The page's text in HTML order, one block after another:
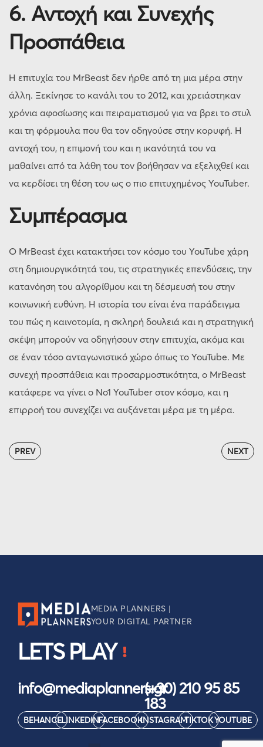
6. Αντοχή και Συνεχής
Προσπάθεια
Η επιτυχία του MrBeast δεν ήρθε από τη μια μέρα στην
άλλη. Ξεκίνησε το κανάλι του το 2012, και χρειάστηκαν
χρόνια αφοσίωσης και πειραματισμού για να βρει το στυλ
και τη φόρμουλα που θα τον οδηγούσε στην κορυφή. Η
αντοχή του, η επιμονή του και η ικανότητά του να
μαθαίνει από τα λάθη του τον βοήθησαν να εξελιχθεί και
να κερδίσει τη θέση του ως ο πιο επιτυχημένος YouTuber.
Συμπέρασμα
Ο MrBeast έχει κατακτήσει τον κόσμο του YouTube χάρη
στη δημιουργικότητά του, τις στρατηγικές επενδύσεις, την
κατανόηση του αλγορίθμου και τη δέσμευσή του στην
κοινωνική ευθύνη. Η ιστορία του είναι ένα παράδειγμα
του πώς η καινοτομία, η σκληρή δουλειά και η στρατηγική
σκέψη μπορούν να οδηγήσουν στην επιτυχία, ακόμα και
σε έναν τόσο ανταγωνιστικό χώρο όπως το YouTube. Με
συνεχή προσπάθεια και προσαρμοστικότητα, ο MrBeast
κατάφερε να γίνει ο Νο1 YouTuber στον κόσμο, και η
επιρροή του συνεχίζει να αυξάνεται μέρα με τη μέρα.
PREV NEXT
MEDIA PLANNERS |
YOUR DIGITAL PARTNER
LETS PLAY
info@mediaplanners.gr(+30) 210 95 85
183
BEHANCELINKEDINFACEBOOKINSTAGRAMTIKTOKYOUTUBE